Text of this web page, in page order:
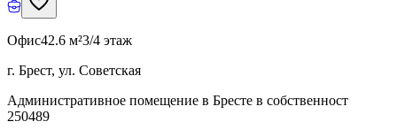
Офис42.6 м²3/4 этаж
г. Брест, ул. Советская
Административное помещение в Бресте в собственност
250489